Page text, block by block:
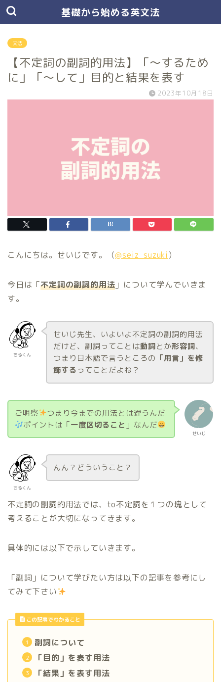
基礎から始める英文法
文法
【不定詞の副詞的用法】「〜するため
に」「〜して」目的と結果を表す
2023年10月18日
こんにちは。せいじです。（@seiz_suzuki ）
今日は「不定詞の副詞的用法 」について学んでいきま
す。
さるくん
せいじ先生、いよいよ不定詞の副詞的用法
だけど、副詞ってことは動詞とか形容詞、
つまり日本語で言うところの 「用言」を修
飾する ってことだよね？
せいじ
ご明察
つまり今までの用法とは違うんだ
ポイントは「一度区切ること 」なんだ
さるくん
んん？どういうこと？
不定詞の副詞的用法では、to不定詞を１つの塊として
考えることが大切になってきます。
具体的には以下で示していきます。
「副詞」について学びたい方は以下の記事を参考にし
てみて下さい
この記事でわかること
副詞について
「目的」を表す用法
「結果」を表す用法